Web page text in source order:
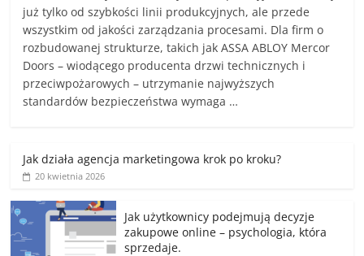
już tylko od szybkości linii produkcyjnych, ale przede
wszystkim od jakości zarządzania procesami. Dla firm o
rozbudowanej strukturze, takich jak ASSA ABLOY Mercor
Doors – wiodącego producenta drzwi technicznych i
przeciwpożarowych – utrzymanie najwyższych
standardów bezpieczeństwa wymaga …
Jak działa agencja marketingowa krok po kroku?
20 kwietnia 2026
Jak użytkownicy podejmują decyzje
zakupowe online – psychologia, która
sprzedaje.